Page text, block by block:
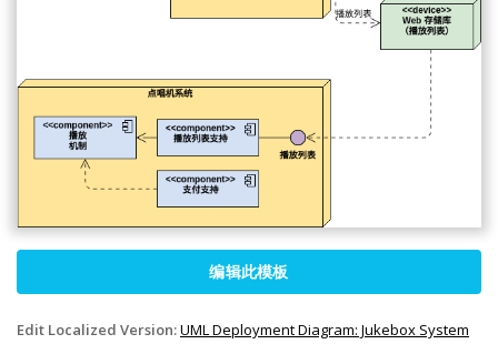
编辑此模板
Edit Localized Version:UML Deployment Diagram: Jukebox System